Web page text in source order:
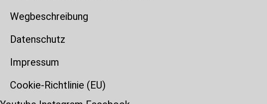
Wegbeschreibung
Datenschutz
Impressum
Cookie-Richtlinie (EU)